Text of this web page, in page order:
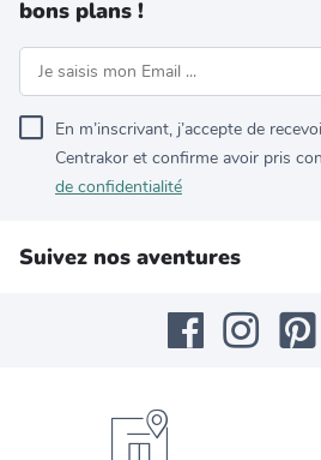
bons plans !
En m’inscrivant, j’accepte de
Centrakor et confirme avoir pris
de confidentialité
Suivez nos aventures